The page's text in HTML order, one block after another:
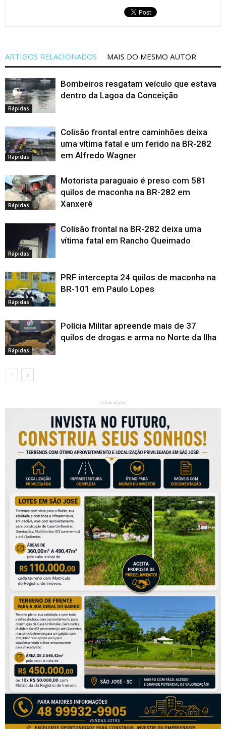
ARTIGOS RELACIONADOS MAIS DO MESMO AUTOR
Rápidas
Bombeiros resgatam veículo que estava
dentro da Lagoa da Conceição
Rápidas
Colisão frontal entre caminhões deixa
uma vítima fatal e um ferido na BR-282
em Alfredo Wagner
Rápidas
Motorista paraguaio é preso com 581
quilos de maconha na BR-282 em
Xanxerê
Rápidas
Colisão frontal na BR-282 deixa uma
vítima fatal em Rancho Queimado
Rápidas
PRF intercepta 24 quilos de maconha na
BR-101 em Paulo Lopes
Rápidas
Polícia Militar apreende mais de 37
quilos de drogas e arma no Norte da Ilha
Publicidade